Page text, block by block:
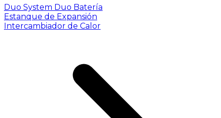
Duo System Duo Batería
Estanque de Expansión
Intercambiador de Calor